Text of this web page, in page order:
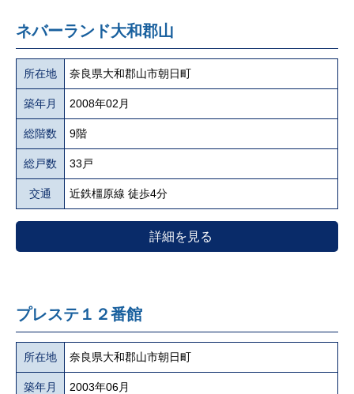
ネバーランド大和郡山
所在地 奈良県大和郡山市朝日町
築年月 2008年02月
総階数 9階
総戸数 33戸
交通 近鉄橿原線 徒歩4分
詳細を見る
プレステ１２番館
所在地 奈良県大和郡山市朝日町
築年月 2003年06月